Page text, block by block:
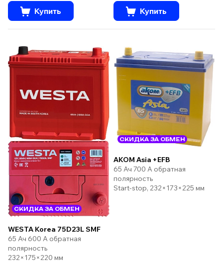
Купить Купить
СКИДКА ЗА ОБМЕН
WESTA Korea 75D23L SMF
65 Ач 600 А обратная
полярность
232×175×220 мм
СКИДКА ЗА ОБМЕН
AKOM Asia +EFB
65 Ач 700 А обратная
полярность
Start-stop, 232×173×225 мм